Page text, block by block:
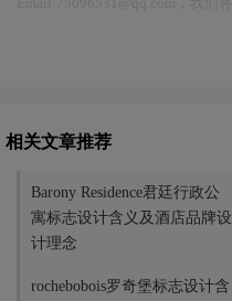
相关文章推荐
Barony Residence君廷行政公
寓标志设计含义及酒店品牌设
计理念
rochebobois罗奇堡标志设计含